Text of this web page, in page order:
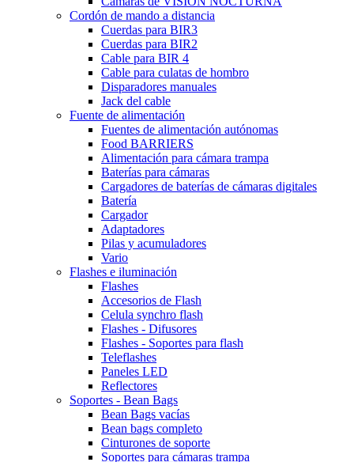
Cordón de mando a distancia
Cuerdas para BIR3
Cuerdas para BIR2
Cable para BIR 4
Cable para culatas de hombro
Disparadores manuales
Jack del cable
Fuente de alimentación
Fuentes de alimentación autónomas
Food BARRIERS
Alimentación para cámara trampa
Baterías para cámaras
Cargadores de baterías de cámaras digitales
Batería
Cargador
Adaptadores
Pilas y acumuladores
Vario
Flashes e iluminación
Flashes
Accesorios de Flash
Celula synchro flash
Flashes - Difusores
Flashes - Soportes para flash
Teleflashes
Paneles LED
Reflectores
Soportes - Bean Bags
Bean Bags vacías
Bean bags completo
Cinturones de soporte
Soportes para cámaras trampa